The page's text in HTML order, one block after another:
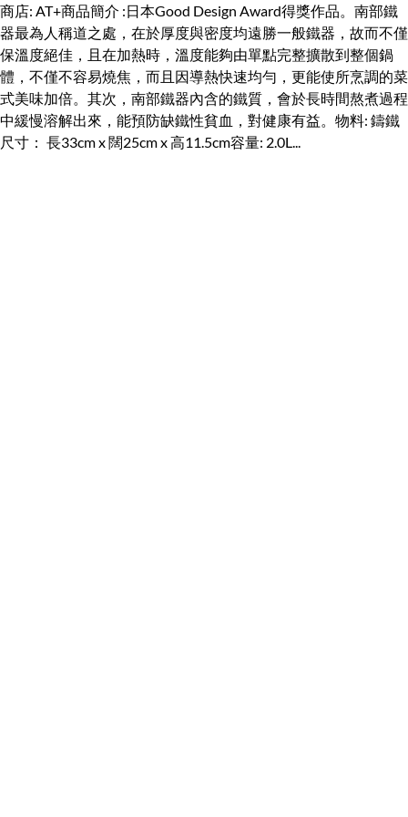
商店: AT+商品簡介 :日本Good Design Award得獎作品。南部鐵
器最為人稱道之處，在於厚度與密度均遠勝一般鐵器，故而不僅
保溫度絕佳，且在加熱時，溫度能夠由單點完整擴散到整個鍋
體，不僅不容易燒焦，而且因導熱快速均勻，更能使所烹調的菜
式美味加倍。其次，南部鐵器內含的鐵質，會於長時間熬煮過程
中緩慢溶解出來，能預防缺鐵性貧血，對健康有益。物料: 鑄鐵
尺寸： 長33cm x 闊25cm x 高11.5cm容量: 2.0L...